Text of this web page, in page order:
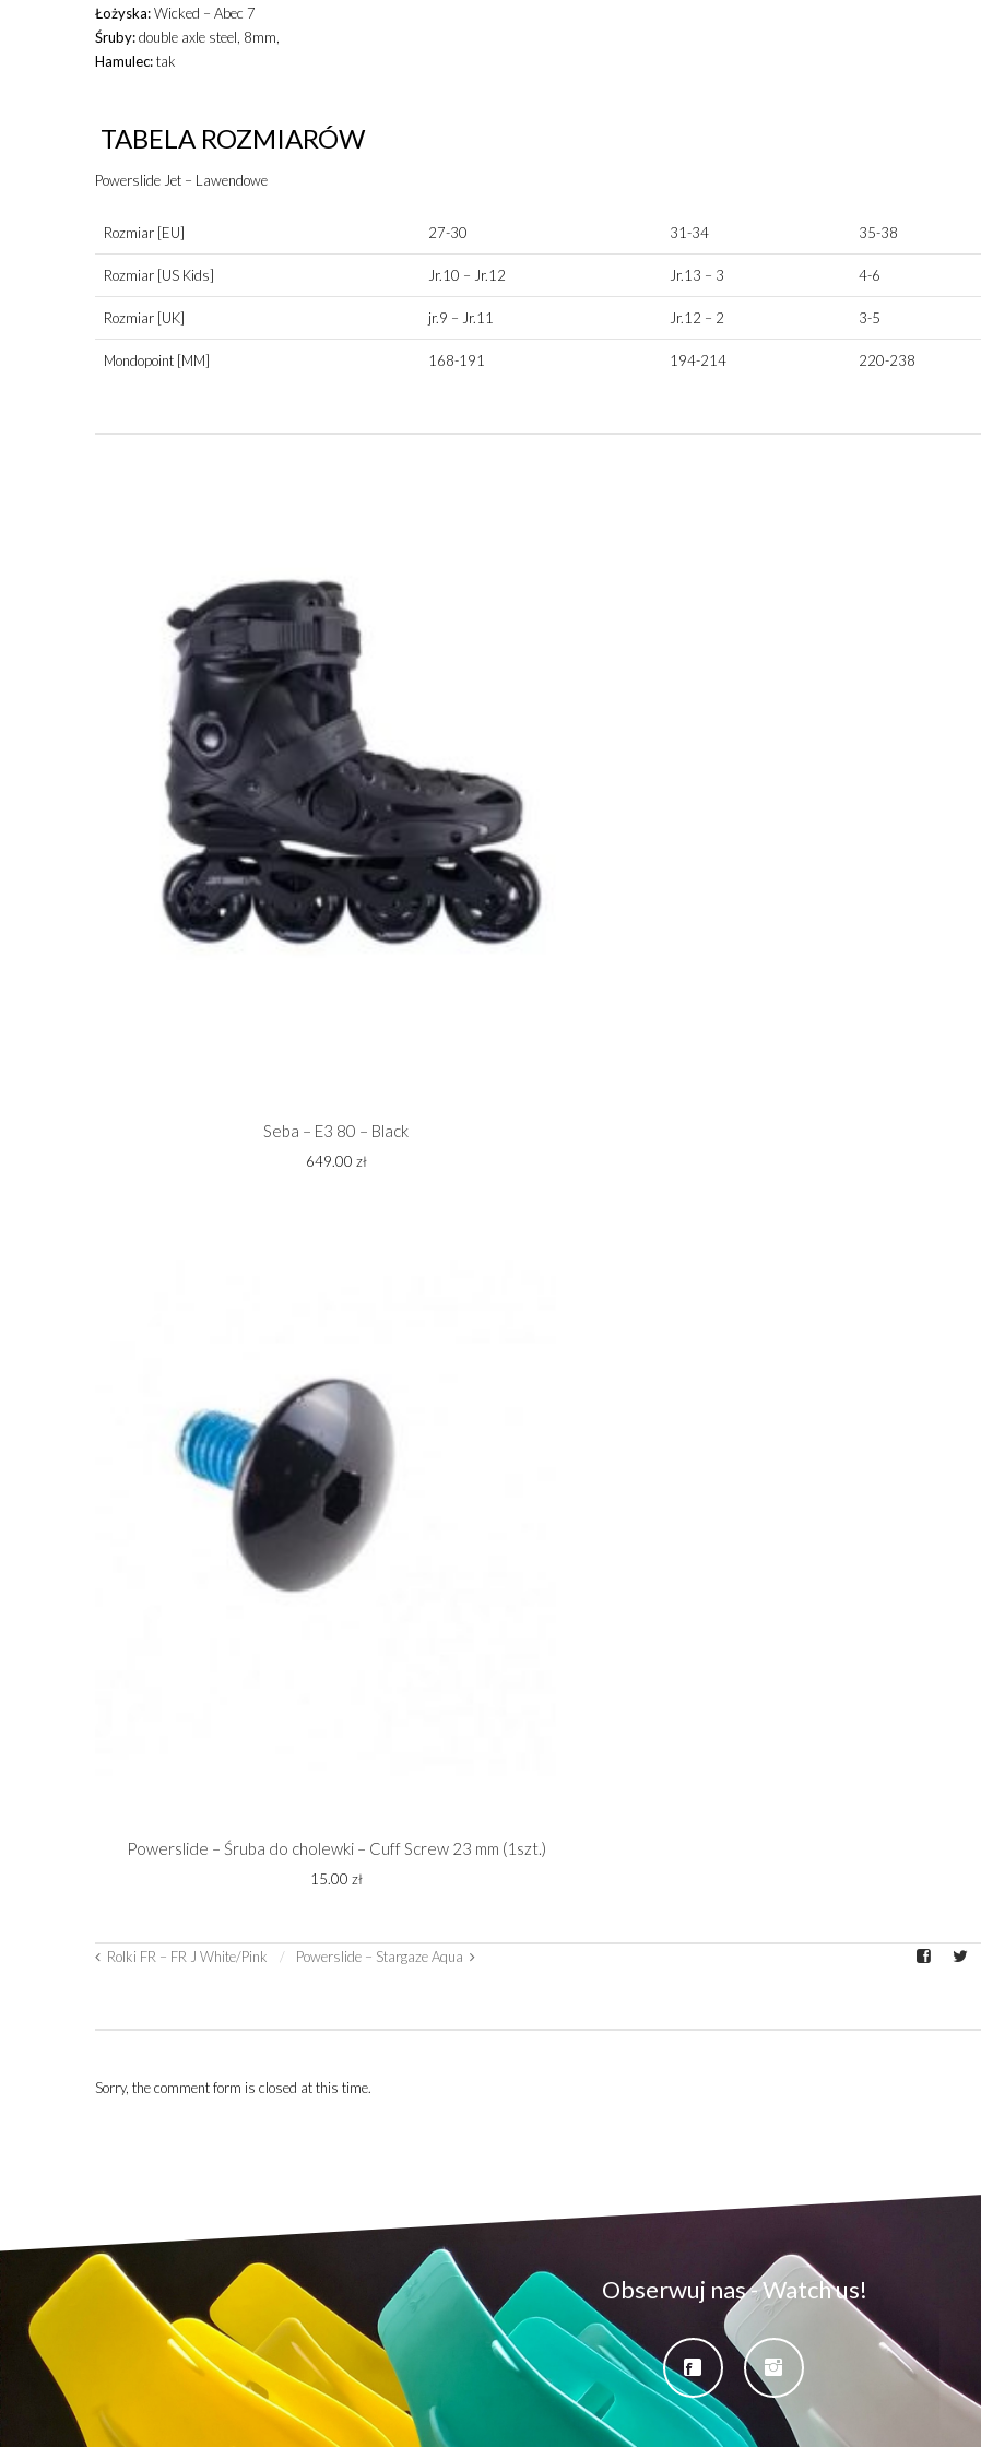
Łożyska:Wicked – Abec 7
Śruby:double axle steel, 8mm,
Hamulec:tak
TABELA ROZMIARÓW
Powerslide Jet – Lawendowe
Rozmiar [EU] 27-30 31-34 35-38
Rozmiar [US Kids] Jr.10 – Jr.12 Jr.13 – 3 4-6
Rozmiar [UK] jr.9 – Jr.11 Jr.12 – 2 3-5
Mondopoint [MM] 168-191 194-214 220-238
Seba – E3 80 – Black
649.00 zł
Powerslide – Śruba do cholewki – Cuff Screw 23 mm (1szt.)
15.00 zł
Rolki FR – FR J White/Pink Powerslide – Stargaze Aqua
Sorry, the comment form is closed at this time.
Obserwuj nas - Watch us!